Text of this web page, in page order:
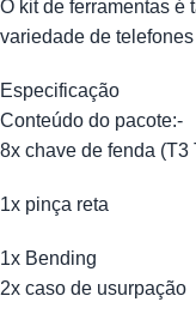
O kit de ferramentas é
variedade de
Especificação
Conteúdo do pacote:-
8x chave de fenda (T3
1x pinça reta
1x Bending
2x caso de usurpação